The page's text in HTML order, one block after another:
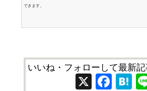
できます。
いいね・フォローして最新
X